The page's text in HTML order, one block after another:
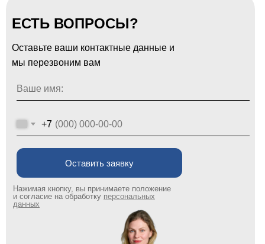
Нажимая кнопку, вы принимаете положение
и согласие на обработку персональных
данных
Ваше имя:
+7
Оставить заявку
ЕСТЬ ВОПРОСЫ?
Оставьте ваши контактные данные и
мы перезвоним вам